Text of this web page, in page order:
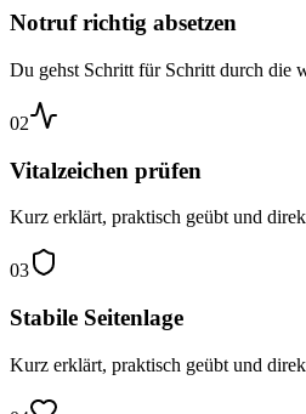
Notruf richtig absetzen
Du gehst Schritt für Schritt durch die
02
Vitalzeichen prüfen
Kurz erklärt, praktisch geübt und
03
Stabile Seitenlage
Kurz erklärt, praktisch geübt und